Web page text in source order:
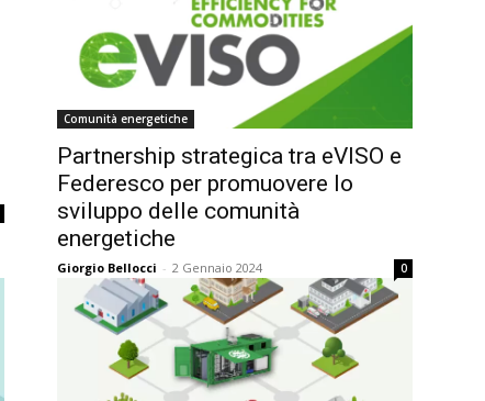
Comunità energetiche
Partnership strategica tra eVISO e
Federesco per promuovere lo
sviluppo delle comunità
energetiche
Giorgio Bellocci - 2 Gennaio 2024 0